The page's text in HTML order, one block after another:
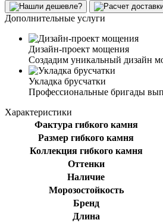
Дополнительные услуги
Дизайн-проект мощения
Создадим уникальный дизайн
Укладка брусчатки
Профессиональные бригады
Характеристики
Фактура гибкого камня
Размер гибкого камня
Коллекция гибкого камня
Оттенки
Наличие
Морозостойкость
Бренд
Длина